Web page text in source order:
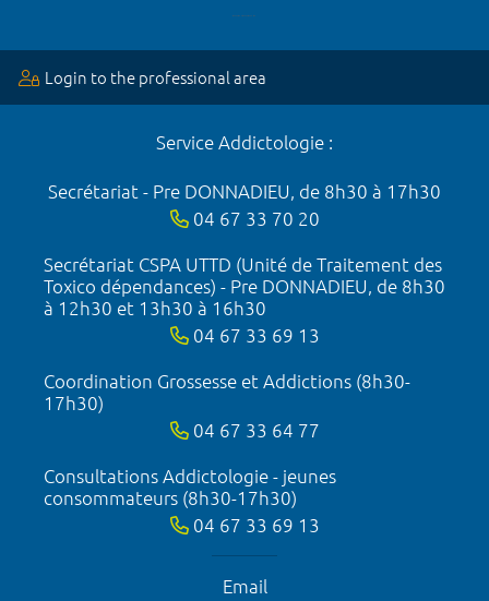
Login to the professional area
Service Addictologie :
Secrétariat - Pre DONNADIEU, de 8h30 à 17h30
04 67 33 70 20
Secrétariat CSPA UTTD (Unité de Traitement des
Toxico dépendances) - Pre DONNADIEU, de 8h30
à 12h30 et 13h30 à 16h30
04 67 33 69 13
Coordination Grossesse et Addictions (8h30-
17h30)
04 67 33 64 77
Consultations Addictologie - jeunes
consommateurs (8h30-17h30)
04 67 33 69 13
Email